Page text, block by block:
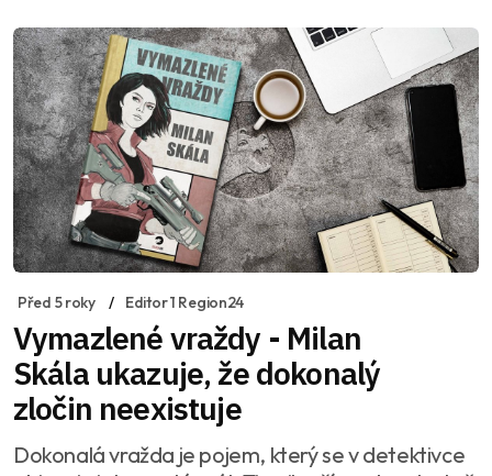
Před 5 roky Editor 1 Region24
Vymazlené vraždy - Milan
Skála ukazuje, že dokonalý
zločin neexistuje
Dokonalá vražda je pojem, který se v detektivce